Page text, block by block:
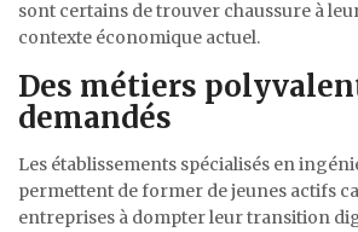
sont certains de trouver chaussure à
contexte économique actuel.
Des métiers
demandés
Les établissements spécialisés en
permettent de former de jeunes actifs
entreprises à dompter leur transition